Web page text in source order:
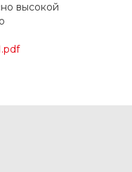
высокой